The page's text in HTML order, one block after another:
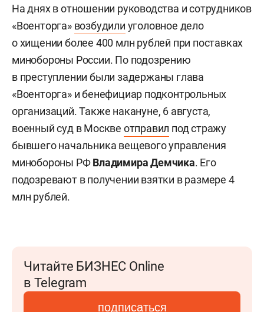
На днях в отношении руководства и сотрудников
«Военторга» возбудили уголовное дело
о хищении более 400 млн рублей при поставках
минобороны России. По подозрению
в преступлении были задержаны глава
«Военторга» и бенефициар подконтрольных
организаций. Также накануне, 6 августа,
военный суд в Москве отправил под стражу
бывшего начальника вещевого управления
минобороны РФВладимира Демчика. Его
подозревают в получении взятки в размере 4
млн рублей.
Читайте БИЗНЕС Online
в Telegram
подписаться